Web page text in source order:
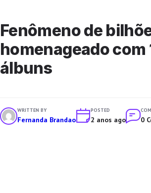
Fenômeno de
homenageado com
álbuns
WRITTEN BY
Fernanda Brandao
POSTED
2 anos ago 0